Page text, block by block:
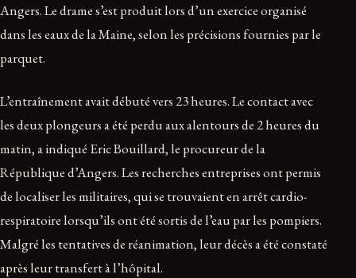
Angers. Le drame s’est produit lors d’un exercice organisé
dans les eaux de la Maine, selon les précisions fournies par le
parquet.
L’entraînement avait débuté vers 23 heures. Le contact avec
les deux plongeurs a été perdu aux alentours de 2 heures du
matin, a indiqué Eric Bouillard, le procureur de la
République d’Angers. Les recherches entreprises ont permis
de localiser les militaires, qui se trouvaient en arrêt cardio-
respiratoire lorsqu’ils ont été sortis de l’eau par les pompiers.
Malgré les tentatives de réanimation, leur décès a été constaté
après leur transfert à l’hôpital.